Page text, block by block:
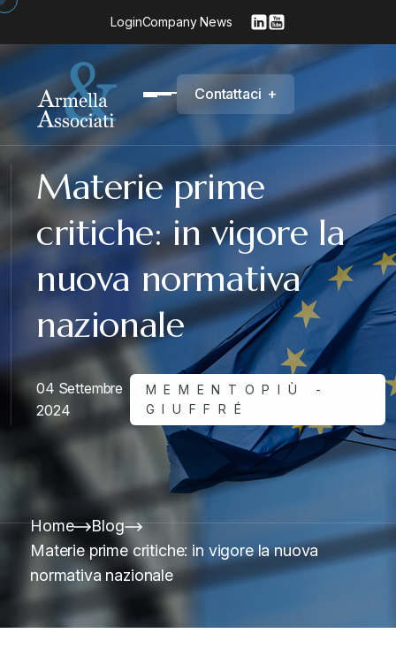
LoginCompany News
Contattaci +
Materie prime
critiche: in vigore la
nuova normativa
nazionale
04 Settembre
2024
MEMENTOPIÙ -
GIUFFRÉ
Home
Blog
Materie prime critiche: in vigore la nuova
normativa nazionale